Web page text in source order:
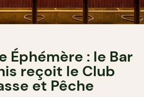
Éphémère : le Bar
reçoit le Club
et Pêche